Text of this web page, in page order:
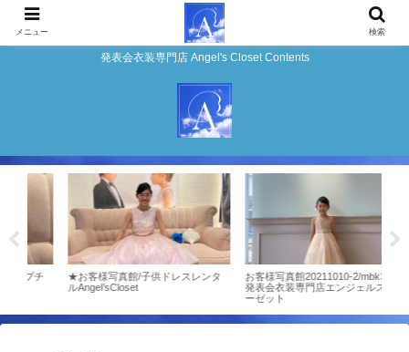
発表会衣装専門店 Angel's Closet Contents
★お客様写真館/子供ドレスレンタ
ルAngel’sCloset
お客様写真館20211010-2/mbk340/
発表会衣装専門店エンジェルスクロ
ーゼット
メニュー 検索